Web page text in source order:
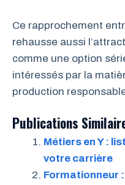
Ce rapprochement
rehausse aussi
comme une option
intéressés par la
production
Publications
Métiers en Y :
votre carrière
Formationneur